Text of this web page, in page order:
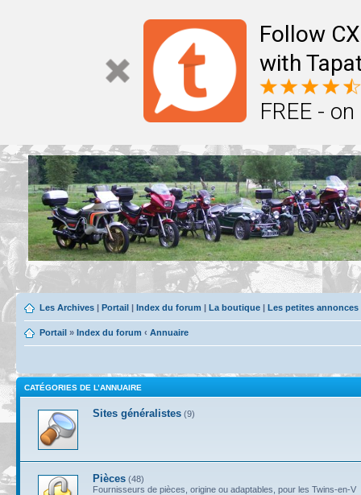
Follow
with
FREE -
Les Archives | Portail | Index du forum | La boutique | Les petites
Portail » Index du forum ‹ Annuaire
CATÉGORIES DE L’ANNUAIRE
Sites généralistes (9)
Pièces (48)
Fournisseurs de pièces, origine ou adaptables, pour les Twins-en-V